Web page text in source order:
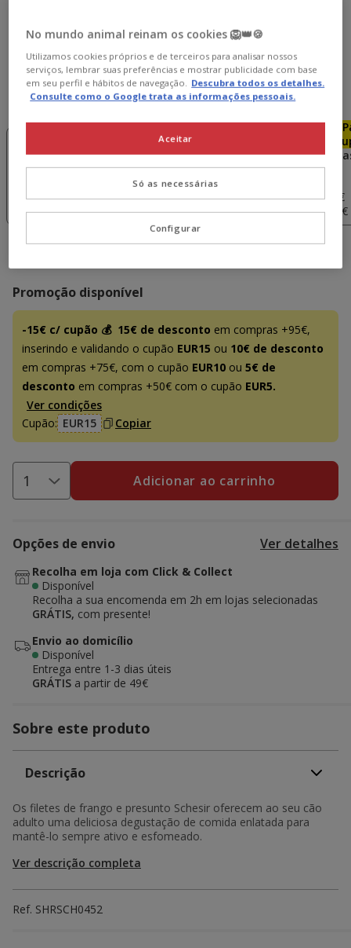
Peso:4 latas x 85 g
150 g
-15€ c/
3.49€
(23.27€ / kg)
4 latas x 85 g
-15€ c/
cupão 💰
5.99€
(17.62€ / kg)
12 latas x 85
g
Pack
17.97€
17.61€
(17.26€ / kg)
12
g
41.04€
Promoção disponível
-15€ c/ cupão 💰 15€ de desconto em compras +95€,
inserindo e validando o cupão EUR15 ou 10€ de desconto
em compras +75€, com o cupão EUR10 ou 5€ de
desconto em compras +50€ com o cupão EUR5.
Ver condições
Cupão: EUR15 Copiar
Adicionar ao carrinho
Opções de envio Ver detalhes
Recolha em loja com Click & Collect
Disponível
Recolha a sua encomenda em 2h em lojas selecionadas
GRÁTIS, com presente!
Envio ao domicílio
Disponível
Entrega entre 1-3 dias úteis
GRÁTIS a partir de 49€
Sobre este produto
Descrição
Os filetes de frango e presunto Schesir oferecem ao seu cão
adulto uma deliciosa degustação de comida enlatada para
mantê-lo sempre ativo e esfomeado.
Ver descrição completa
Ref. SHRSCH0452
No mundo animal reinam os cookies 🦁👑🍪
Utilizamos cookies próprios e de terceiros para analisar nossos
serviços, lembrar suas preferências e mostrar publicidade com base
em seu perfil e hábitos de navegação. Descubra todos os detalhes.
Consulte como o Google trata as informações pessoais.
Só as necessárias
Aceitar
Configurar